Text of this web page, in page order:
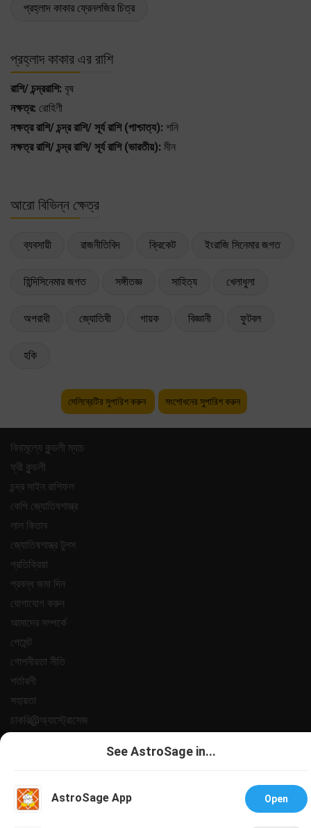
প্রহ্লাদ কাকার ফ্রেনলজির চিত্র
প্রহ্লাদ কাকার এর রাশি
রাশি/ চন্দ্ররাশি: বৃষ
নক্ষত্র: রোহিণী
নক্ষত্র রাশি/ চন্দ্র রাশি/ সূর্য রাশি (পাশ্চাত্য): শনি
নক্ষত্র রাশি/ চন্দ্র রাশি/ সূর্য রাশি (ভারতীয়): মীন
আরো বিভিন্ন ক্ষেত্র
ব্যবসায়ী রাজনীতিবিদ ক্রিকেট ইংরাজি সিনেমার জগত
হিন্দিসিনেমার জগত সঙ্গীতজ্ঞ সাহিত্য খেলাধুলা
অপরাধী জ্যোতিষী গায়ক বিজ্ঞানী ফুটবল
হকি
সেলিব্রেটির সুপারিশ করুন সংশোধনের সুপারিশ করুন
বিনামূল্যে কুন্ডলী ম্যাচ
ফ্রী কুন্ডলী
চন্দ্র সাইন রাশিফল
কেপি জ্যোতিষশাস্ত্র
লাল কিতাব
জ্যোতিষশাস্ত্র টুলস
প্রতিক্রিয়া
প্রবন্ধ জমা দিন
যোগাযোগ করুন
আমাদের সম্পর্কে
পেমেন্ট
গোপনীয়তা নীতি
শর্তাবলী
সহায়তা
চাকরি@অ্যাস্ট্রোসেজ
All copyrights reserved 2025AstroSage.com
See AstroSage in...
AstroSage App Open